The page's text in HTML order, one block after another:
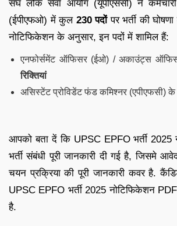
संघ लोक सेवा आयोग (यूपीएससी) ने
(ईपीएफओ) में कुल 230 पदोंपर भर्ती की
नोटिफिकेशन के अनुसार, इन पदों में शामिल हैं:
एनफोर्समेंट ऑफिसर (ईओ) / अकाउंट्स
रिक्तियां
असिस्टेंट प्रोविडेंट फंड कमिश्नर (एपीएफसी) के
आपको बता दें कि UPSC EPFO भर्ती 2025
भर्ती संबंधी पूरी जानकारी दी गई है, जिसमे
चयन प्रक्रिया की पूरी जानकारी कवर है.
UPSC EPFO भर्ती 2025 नोटिफिकेशन
है.